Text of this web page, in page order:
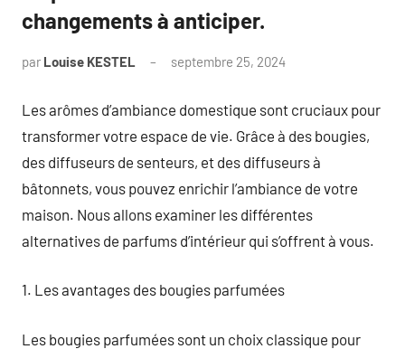
changements à anticiper.
par Louise KESTEL septembre 25, 2024
Les arômes d’ambiance domestique sont cruciaux pour
transformer votre espace de vie. Grâce à des bougies,
des diffuseurs de senteurs, et des diffuseurs à
bâtonnets, vous pouvez enrichir l’ambiance de votre
maison. Nous allons examiner les différentes
alternatives de parfums d’intérieur qui s’offrent à vous.
1. Les avantages des bougies parfumées
Les bougies parfumées sont un choix classique pour